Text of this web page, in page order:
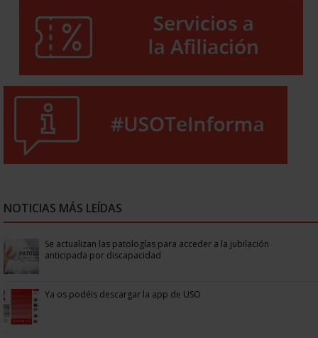
NOTICIAS MÁS LEÍDAS
Se actualizan las patologías para acceder a la jubilación
anticipada por discapacidad
Ya os podéis descargar la app de USO